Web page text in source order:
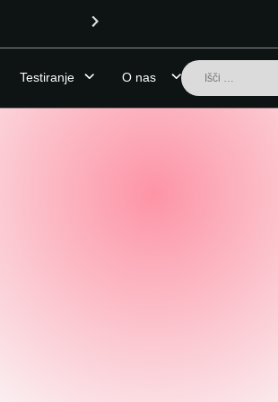
CMC prodan kot MDMA v Ljubljani
Testiranje O nas
Išči: